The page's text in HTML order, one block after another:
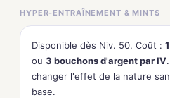
HYPER-ENTRAÎNEMENT & MINTS
Disponible dès Niv. 50. Coût :
ou 3 bouchons d'argent par IV
changer l'effet de la nature
base.